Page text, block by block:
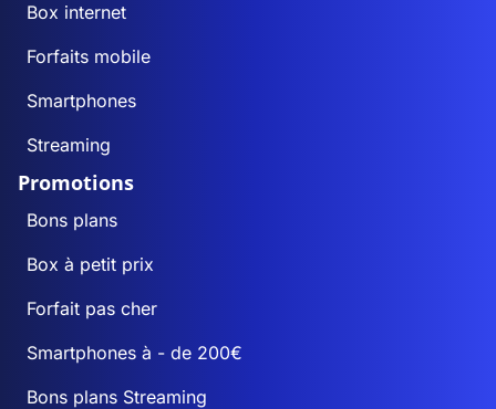
Box internet
Forfaits mobile
Smartphones
Streaming
Promotions
Bons plans
Box à petit prix
Forfait pas cher
Smartphones à - de 200€
Bons plans Streaming